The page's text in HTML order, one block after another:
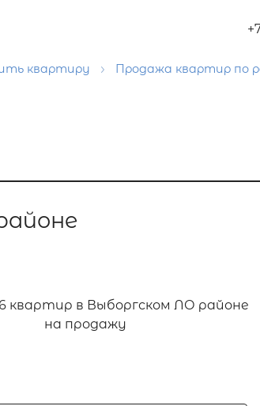
квартиру Продажа квартир по
квартир в Выборгском ЛО районе
на продажу